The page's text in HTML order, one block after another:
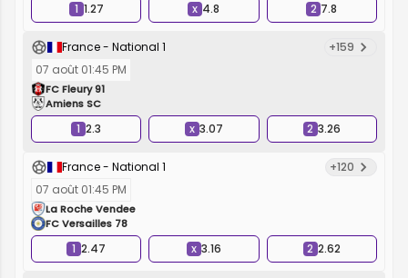
1 1.27 x 4.8 2 7.8
France - National 1
+159
07 août 01:45 PM
FC Fleury 91
Amiens SC
1 2.3 x 3.07 2 3.26
France - National 1
+120
07 août 01:45 PM
La Roche Vendee
FC Versailles 78
1 2.47 x 3.16 2 2.62